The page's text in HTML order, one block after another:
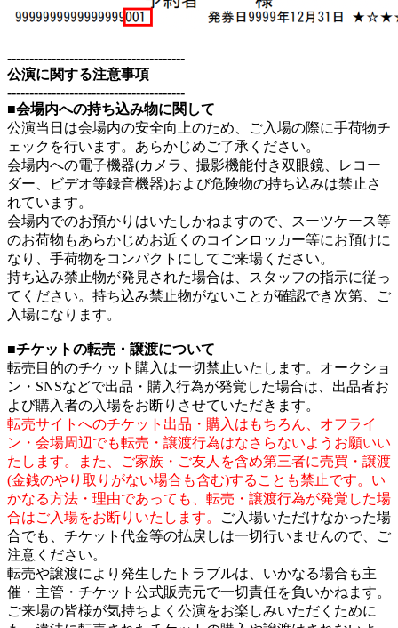
----------------------------------------
公演に関する注意事項
----------------------------------------
■会場内への持ち込み物に関して
公演当日は会場内の安全向上のため、ご入場の際に手荷物チ
ェックを行います。あらかじめご了承ください。
会場内への電子機器(カメラ、撮影機能付き双眼鏡、レコー
ダー、ビデオ等録音機器)および危険物の持ち込みは禁止さ
れています。
会場内でのお預かりはいたしかねますので、スーツケース等
のお荷物もあらかじめお近くのコインロッカー等にお預けに
なり、手荷物をコンパクトにしてご来場ください。
持ち込み禁止物が発見された場合は、スタッフの指示に従っ
てください。持ち込み禁止物がないことが確認でき次第、ご
入場になります。
■チケットの転売・譲渡について
転売目的のチケット購入は一切禁止いたします。オークショ
ン・SNSなどで出品・購入行為が発覚した場合は、出品者お
よび購入者の入場をお断りさせていただきます。
転売サイトへのチケット出品・購入はもちろん、オフライ
ン・会場周辺でも転売・譲渡行為はなさらないようお願いい
たします。また、ご家族・ご友人を含め第三者に売買・譲渡
(金銭のやり取りがない場合も含む)することも禁止です。い
かなる方法・理由であっても、転売・譲渡行為が発覚した場
合はご入場をお断りいたします。
ご入場いただけなかった場
合でも、チケット代金等の払戻しは一切行いませんので、ご
注意ください。
転売や譲渡により発生したトラブルは、いかなる場合も主
催・主管・チケット公式販売元で一切責任を負いかねます。
ご来場の皆様が気持ちよく公演をお楽しみいただくために